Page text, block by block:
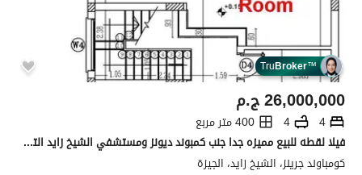
TruBroker™
ج.م26,000,000
4
4
400 متر مربع
فيلا لقطه للبيع مميزه جدا جنب كمبوند ديونز ومستشفي الشيخ زايد التخصيصي كمبوند جيرنز فيلا
كومباوند جرينز، الشيخ زايد، الجيزة